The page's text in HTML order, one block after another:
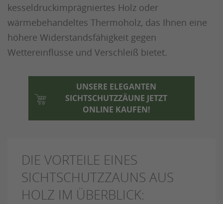
kesseldruckimprägniertes Holz oder
wärmebehandeltes Thermoholz, das Ihnen eine
höhere Widerstandsfähigkeit gegen
Wettereinflüsse und Verschleiß bietet.
UNSERE ELEGANTEN
SICHTSCHUTZZÄUNE JETZT
ONLINE KAUFEN!
DIE VORTEILE EINES
SICHTSCHUTZZAUNS AUS
HOLZ IM ÜBERBLICK: